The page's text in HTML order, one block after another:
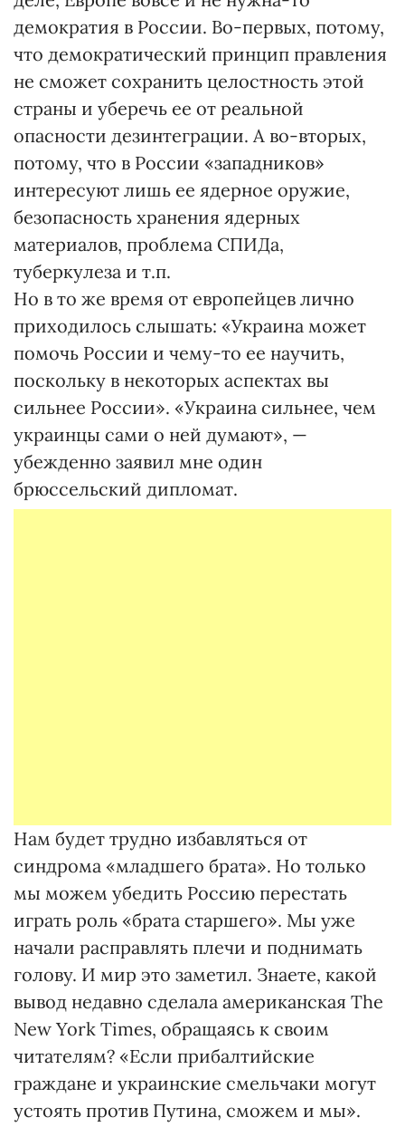
демократия в России. Во-первых, потому,
что демократический принцип правления
не сможет сохранить целостность этой
страны и уберечь ее от реальной
опасности дезинтеграции. А во-вторых,
потому, что в России «западников»
интересуют лишь ее ядерное оружие,
безопасность хранения ядерных
материалов, проблема СПИДа,
туберкулеза и т.п.
Но в то же время от европейцев лично
приходилось слышать: «Украина может
помочь России и чему-то ее научить,
поскольку в некоторых аспектах вы
сильнее России». «Украина сильнее, чем
украинцы сами о ней думают», —
убежденно заявил мне один
брюссельский дипломат.
Нам будет трудно избавляться от
синдрома «младшего брата». Но только
мы можем убедить Россию перестать
играть роль «брата старшего». Мы уже
начали расправлять плечи и поднимать
голову. И мир это заметил. Знаете, какой
вывод недавно сделала американская The
New York Times, обращаясь к своим
читателям? «Если прибалтийские
граждане и украинские смельчаки могут
устоять против Путина, сможем и мы».